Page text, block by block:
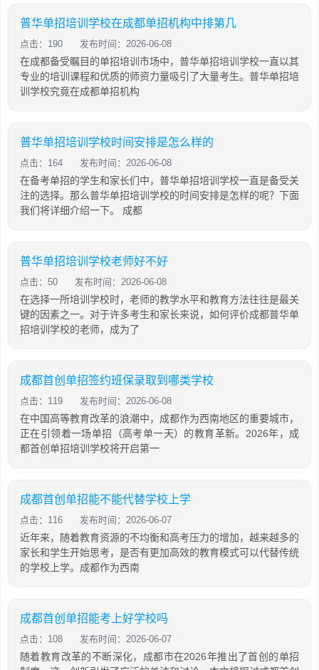
普华单招培训学校在成都单招机构中排第几
点击：190 发布时间：2026-06-08
在成都备受瞩目的单招培训市场中，普华单招培训学校一直以其
专业的培训课程和优质的师资力量吸引了大量考生。普华单招培
训学校究竟在成都单招机构
普华单招培训学校时间安排是怎么样的
点击：164 发布时间：2026-06-08
在备考单招的学生和家长们中，普华单招培训学校一直是备受关
注的选择。那么普华单招培训学校的时间安排是怎样的呢？下面
我们将详细介绍一下。 成都
普华单招培训学校老师好不好
点击：50 发布时间：2026-06-08
在选择一所培训学校时，老师的教学水平和教育方法往往是最关
键的因素之一。对于许多考生和家长来说，如何评价成都普华单
招培训学校的老师，成为了
成都首创单招签约班保录取到哪类学校
点击：119 发布时间：2026-06-08
在中国高等教育改革的浪潮中，成都作为西南地区的重要城市，
正在引领着一场单招（高考单一天）的教育革新。2026年，成
都首创单招培训学校将开启第一
成都首创单招能不能代替学校上学
点击：116 发布时间：2026-06-07
近年来，随着教育资源的不均衡和高考压力的增加，越来越多的
家长和学生开始思考，是否有更加高效的教育模式可以代替传统
的学校上学。成都作为西南
成都首创单招能考上好学校吗
点击：108 发布时间：2026-06-07
随着教育改革的不断深化，成都市在2026年推出了首创的单招